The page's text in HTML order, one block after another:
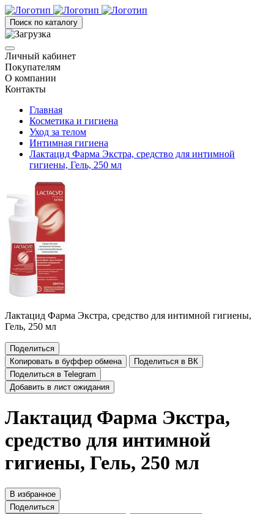
Поиск по каталогу
Личный кабинет
Покупателям
О компании
Контакты
Главная
Косметика и гигиена
Уход за телом
Интимная гигиена
Лактацид Фарма Экстра, средство для интимной
гигиены, Гель, 250 мл
Лактацид Фарма Экстра, средство для интимной гигиены,
Гель, 250 мл
Поделиться
Копировать в буффер обмена
Поделиться в ВК
Поделиться в Telegram
Добавить в лист ожидания
Лактацид Фарма Экстра,
средство для интимной
гигиены, Гель, 250 мл
В избранное
Поделиться